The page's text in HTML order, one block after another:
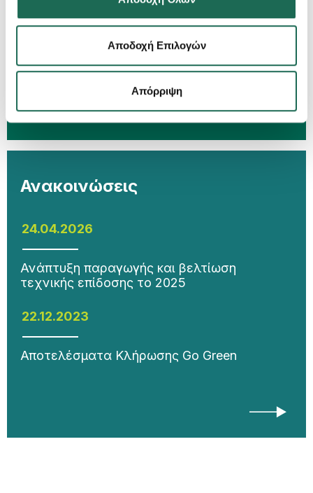
Αποδοχή Επιλογών
Απόρριψη
Η Groupama Ασφαλιστική ανανεώνει την
πιστοποίηση Ethos Platinum με ιδιαίτερα
Ανακοινώσεις
24.04.2026
Ανάπτυξη παραγωγής και βελτίωση
τεχνικής επίδοσης το 2025
22.12.2023
Αποτελέσματα Κλήρωσης Go Green